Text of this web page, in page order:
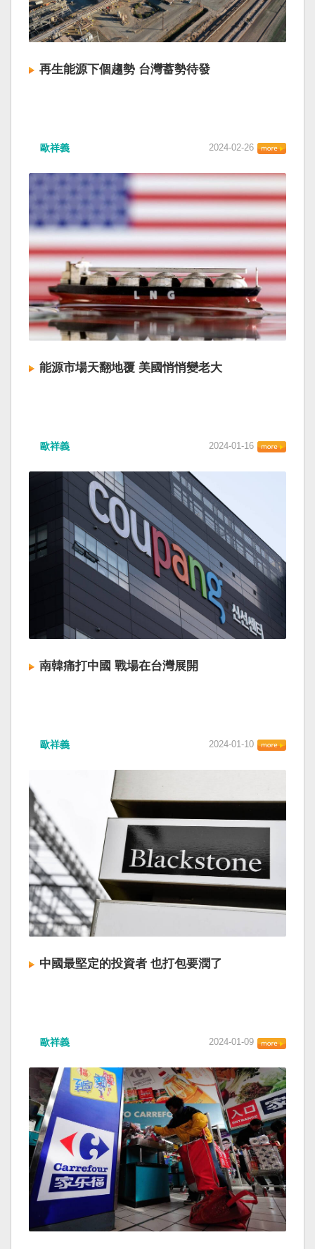
再生能源下個趨勢 台灣蓄勢待發
歐祥義 2024-02-26
能源市場天翻地覆 美國悄悄變老大
歐祥義 2024-01-16
南韓痛打中國 戰場在台灣展開
歐祥義 2024-01-10
中國最堅定的投資者 也打包要潤了
歐祥義 2024-01-09